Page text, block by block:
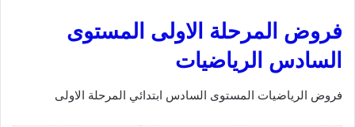
فروض المرحلة الاولى المستوى
السادس الرياضيات
فروض الرياضيات المستوى السادس ابتدائي المرحلة الاولى